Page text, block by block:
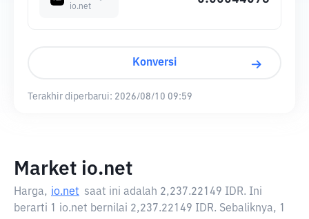
io.net
Konversi
Terakhir diperbarui: 2026/08/10 09:59
Market io.net
Harga, io.net saat ini adalah 2,237.22149 IDR. Ini
berarti 1 io.net bernilai 2,237.22149 IDR. Sebaliknya, 1